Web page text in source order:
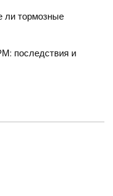
тормозные
последствия и